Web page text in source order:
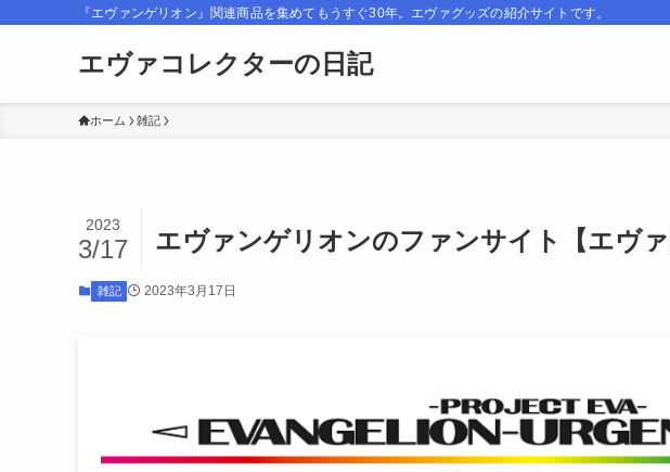
『エヴァンゲリオン』関連商品を集めてもうすぐ30年。エヴァグッズの紹介サイトです。
エヴァコレクターの日記
ホーム 雑記
エヴァンゲリオンのファンサイト【エヴ
2023
3/17
雑記 2023年3月17日